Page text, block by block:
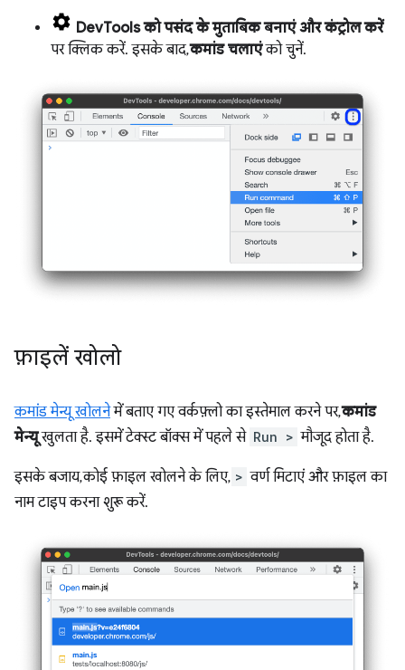
DevTools को पसंद के मुताबिक बनाएं और कंट्रोल करें
पर क्लिक करें. इसके बाद,कमांड चलाएंको चुनें.
फ़ाइलें खोलो
कमांड मेन्यू खोलनेमें बताए गए वर्कफ़्लो का इस्तेमाल करने पर,कमांड
मेन्यूखुलता है. इसमें टेक्स्ट बॉक्स में पहले से Run > मौजूद होता है.
इसके बजाय, कोई फ़ाइल खोलने के लिए, > वर्ण मिटाएं और फ़ाइल का
नाम टाइप करना शुरू करें.